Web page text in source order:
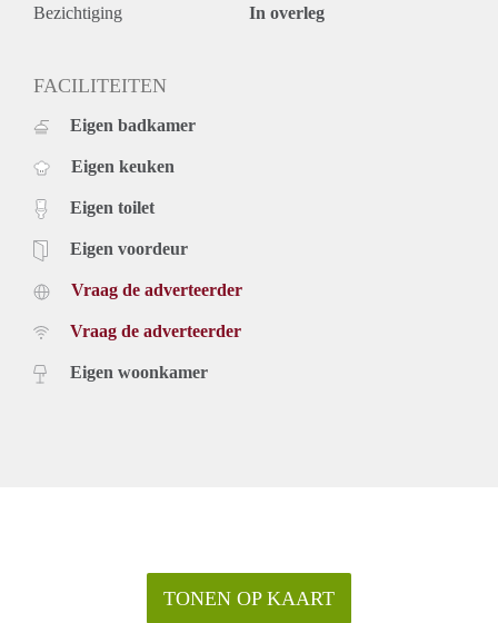
verhoging.
kunt u zich aanmelden op onze website.
Bezichtiging In overleg
FACILITEITEN
Eigen badkamer
Eigen keuken
Eigen toilet
Eigen voordeur
Vraag de adverteerder
Vraag de adverteerder
Eigen woonkamer
TONEN OP KAART